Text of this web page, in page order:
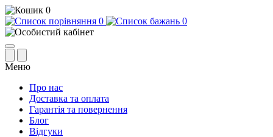
0
0
0
Меню
Про нас
Доставка та оплата
Гарантія та повернення
Блог
Відгуки